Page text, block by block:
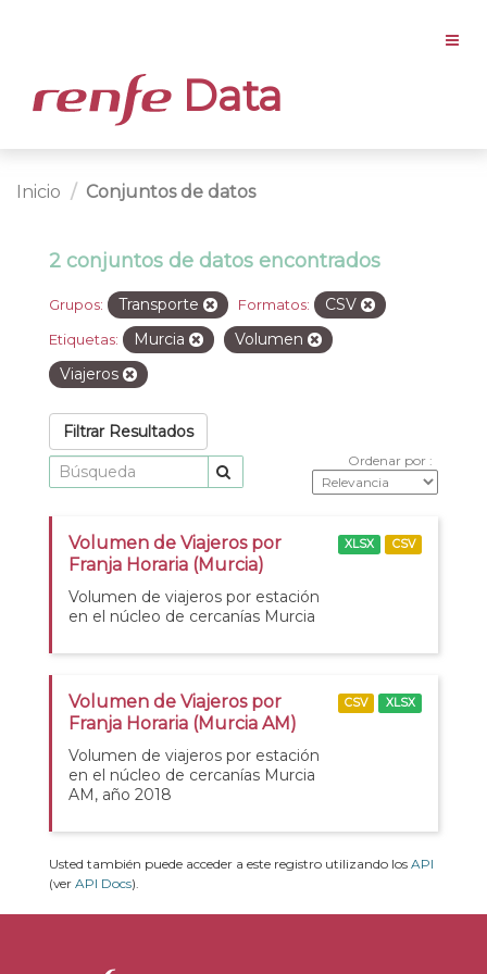
Data
Inicio Conjuntos de datos
2 conjuntos de datos encontrados
Grupos: Transporte Formatos: CSV
Etiquetas: Murcia
Volumen
Viajeros
Filtrar Resultados
Ordenar por
Volumen de Viajeros por
Franja Horaria (Murcia)
Volumen de viajeros por estación
en el núcleo de cercanías Murcia
XLSX CSV
Volumen de Viajeros por
Franja Horaria (Murcia AM)
Volumen de viajeros por estación
en el núcleo de cercanías Murcia
AM, año 2018
CSV XLSX
Usted también puede acceder a este registro utilizando los API
(ver API Docs).